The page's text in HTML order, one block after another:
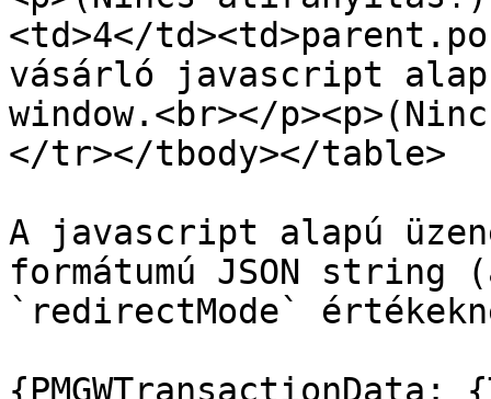
<td>4</
vásárló javascript
window.<br></
</tr></tbody></table>
A javascript alapú
formátumú JSON string
`redirectMode`